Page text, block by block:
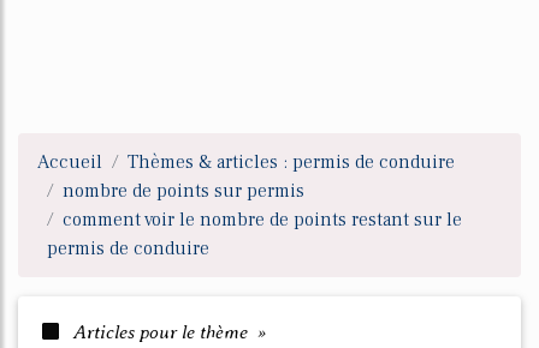
Accueil
Thèmes & articles : permis de conduire
nombre de points sur permis
comment voir le nombre de points restant sur le
permis de conduire
Articles pour le thème »